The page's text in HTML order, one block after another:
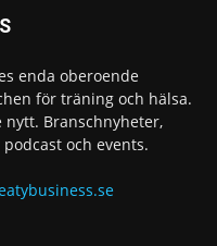
enda oberoende
för träning och hälsa.
nytt. Branschnyheter,
och events.